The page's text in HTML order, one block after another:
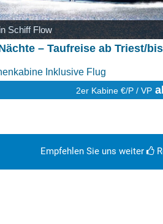
Schiff Flow
– Taufreise ab Triest/
Inklusive Flug
2er Kabine €/P / VP
Empfehlen Sie uns weiter